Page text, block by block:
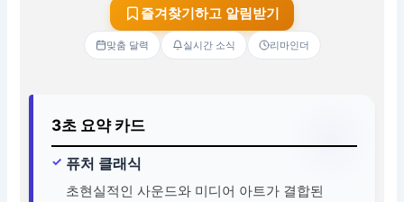
즐겨찾기하고 알림받기
맞춤 달력 실시간 소식 리마인더
3초 요약 카드
퓨처 클래식
초현실적인 사운드와 미디어 아트가 결합된